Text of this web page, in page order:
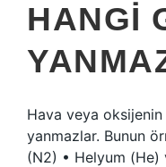
HANGI
Hava veya
yanmazlar. Bunun
(N2) • Helyum